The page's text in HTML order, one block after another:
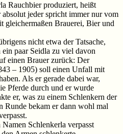
Rauchbier produziert, heißt
jeder spricht immer nur vom
gleichermaßen Brauerei, Bier und
nicht etwa der Tatsache,
ein paar Seidla zu viel davon
einen Brauer zurück: Der
– 1905) soll einen Unfall mit
Als er gerade dabei war,
Pferde durch und er wurde
er, was zu einem Schlenkern der
Runde bekam er dann wohl mal
Schlenkerla verpasst